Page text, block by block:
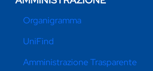
Organigramma
UniFind
Amministrazione Trasparente